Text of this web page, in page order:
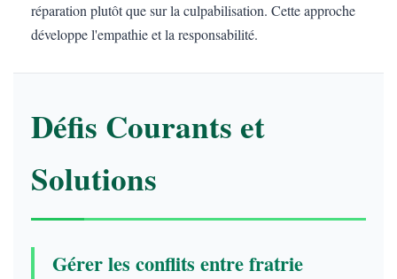
réparation plutôt que sur la culpabilisation. Cette approche
développe l'empathie et la responsabilité.
Défis Courants et
Solutions
Gérer les conflits entre fratrie